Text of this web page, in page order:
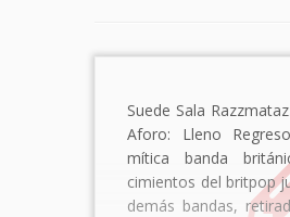
Suede Sala
Aforo: Lleno
mítica banda
cimientos del britpop
demás bandas,